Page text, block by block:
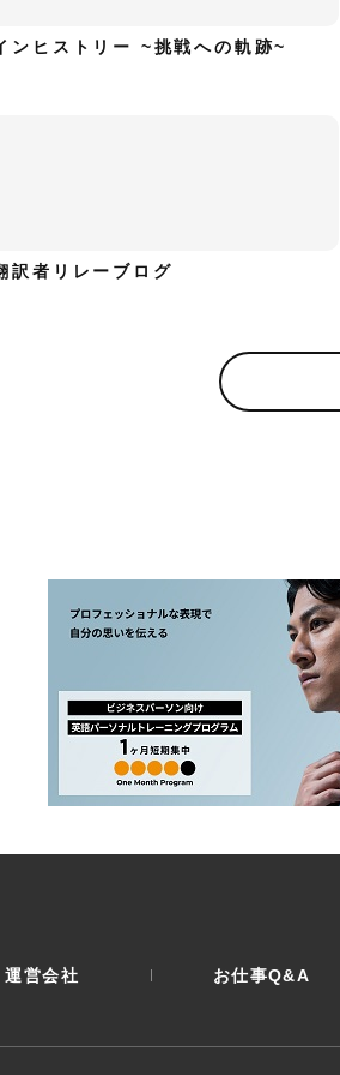
ンヒストリー ~挑戦への軌跡~
訳者リレーブログ
運営会社 お仕事Q&A